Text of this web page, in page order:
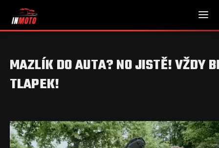
MAZLÍK DO AUTA? NO JISTĚ! VŽDY
TLAPEK!